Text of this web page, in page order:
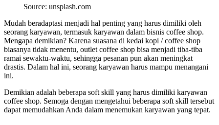
Source: unsplash.com
Mudah beradaptasi menjadi hal penting yang harus dimiliki oleh
seorang karyawan, termasuk karyawan dalam bisnis coffee shop.
Mengapa demikian? Karena suasana di kedai kopi / coffee shop
biasanya tidak menentu, outlet coffee shop bisa menjadi tiba-tiba
ramai sewaktu-waktu, sehingga pesanan pun akan meningkat
drastis. Dalam hal ini, seorang karyawan harus mampu menangani
ini.
Demikian adalah beberapa soft skill yang harus dimiliki karyawan
coffee shop. Semoga dengan mengetahui beberapa soft skill tersebut
dapat memudahkan Anda dalam menemukan karyawan yang tepat.